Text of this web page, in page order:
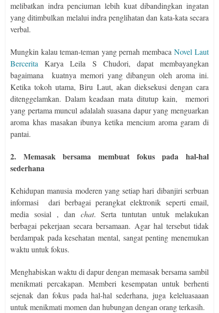
melibatkan indra penciuman lebih kuat dibandingkan ingatan
yang ditimbulkan melalui indra penglihatan dan kata-kata secara
verbal.
Mungkin kalau teman-teman yang pernah membacaNovel Laut
Bercerita Karya Leila S Chudori, dapat membayangkan
bagaimana
kuatnya memori yang dibangun oleh aroma ini.
Ketika tokoh utama, Biru Laut, akan dieksekusi dengan cara
ditenggelamkan. Dalam keadaan mata ditutup kain,
memori
yang pertama muncul adalalah suasana dapur yang menguarkan
aroma khas masakan ibunya ketika mencium aroma garam di
pantai.
2. Memasak bersama membuat fokus pada hal-hal
sederhana
Kehidupan manusia moderen yang setiap hari dibanjiri serbuan
informasi
dari berbagai perangkat elektronik seperti email,
media sosial , dan chat. Serta tuntutan untuk melakukan
berbagai pekerjaan secara bersamaan. Agar hal tersebut tidak
berdampak pada kesehatan mental, sangat penting menemukan
waktu untuk fokus.
Menghabiskan waktu di dapur dengan memasak bersama sambil
menikmati percakapan. Memberi kesempatan untuk berhenti
sejenak dan fokus pada hal-hal sederhana, juga keleluasaaan
untuk menikmati momen dan hubungan dengan orang terkasih.